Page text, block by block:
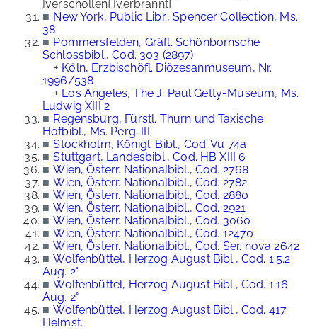
[verschollen] [verbrannt]
■ New York, Public Libr., Spencer Collection, Ms.
38
■ Pommersfelden, Gräfl. Schönbornsche
Schlossbibl., Cod. 303 (2897)
+ Köln, Erzbischöfl. Diözesanmuseum, Nr.
1996/538
+ Los Angeles, The J. Paul Getty-Museum, Ms.
Ludwig XIII 2
■ Regensburg, Fürstl. Thurn und Taxische
Hofbibl., Ms. Perg. III
■ Stockholm, Königl. Bibl., Cod. Vu 74a
■ Stuttgart, Landesbibl., Cod. HB XIII 6
■ Wien, Österr. Nationalbibl., Cod. 2768
■ Wien, Österr. Nationalbibl., Cod. 2782
■ Wien, Österr. Nationalbibl., Cod. 2880
■ Wien, Österr. Nationalbibl., Cod. 2921
■ Wien, Österr. Nationalbibl., Cod. 3060
■ Wien, Österr. Nationalbibl., Cod. 12470
■ Wien, Österr. Nationalbibl., Cod. Ser. nova 2642
■ Wolfenbüttel, Herzog August Bibl., Cod. 1.5.2
Aug. 2°
■ Wolfenbüttel, Herzog August Bibl., Cod. 1.16
Aug. 2°
■ Wolfenbüttel, Herzog August Bibl., Cod. 417
Helmst.